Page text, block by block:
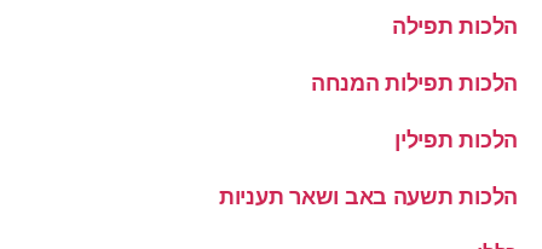
הלכות תפילה
הלכות תפילות המנחה
הלכות תפילין
הלכות תשעה באב ושאר תעניות